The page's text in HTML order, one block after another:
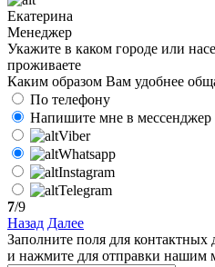
Екатерина
Менеджер
Укажите в каком городе или
проживаете
Каким образом Вам удобнее
По телефону
Напишите мне в мессенджер
Viber
Whatsapp
Instagram
Telegram
7/9
Назад Далее
Заполните поля для контактных
и нажмите для отправки нашим